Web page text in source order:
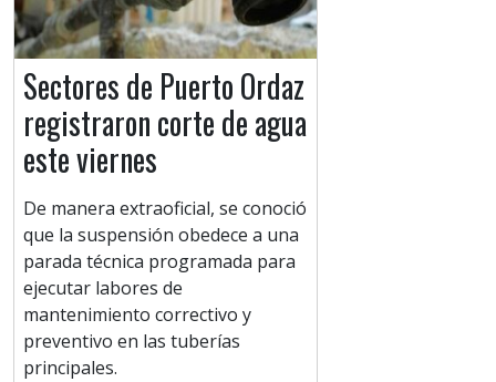
Sectores de Puerto Ordaz
registraron corte de agua
este viernes
De manera extraoficial, se conoció
que la suspensión obedece a una
parada técnica programada para
ejecutar labores de
mantenimiento correctivo y
preventivo en las tuberías
principales.